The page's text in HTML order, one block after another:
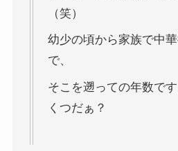
（笑）
幼少の頃から家族で中
で、
そこを遡っての年数で
くつだぁ？